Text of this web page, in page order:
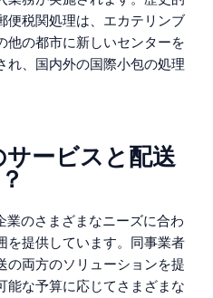
便税関処理は、エカテリンブ
他の都市に新しいセンターを
れ、国内外の国際小包の処理
ービスと配送
業のさまざまなニーズに合わ
を提供しています。同事業者
の両方のソリューションを提
能な予算に応じてさまざまな